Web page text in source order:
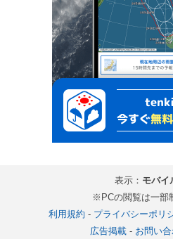
表示： モバイ
※PCの閲覧は一部
利用規約 - プライバシーポリ
広告掲載- お問い